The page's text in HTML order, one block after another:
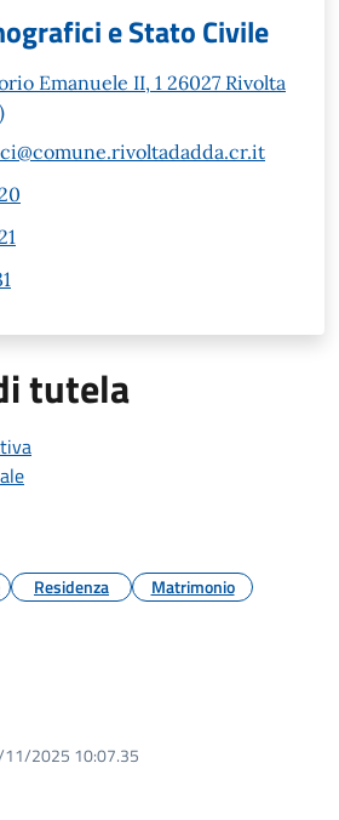
e Stato Civile
Emanuele II, 1 26027 Rivolta
tutela
Residenza Matrimonio
2025 10:07.35